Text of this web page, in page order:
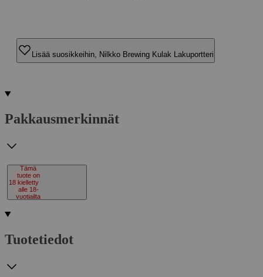
Lisää suosikkeihin, Nilkko Brewing Kulak Lakuportteri
Pakkausmerkinnät
18
Tämä
tuote on
kielletty
alle 18-
vuotiailta
Tuotetiedot